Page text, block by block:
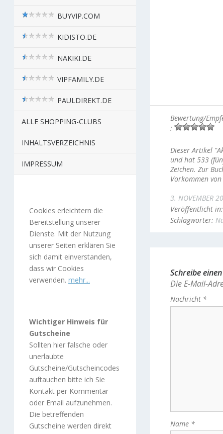
BUYVIP.COM
KIDISTO.DE
NAKIKI.DE
VIPFAMILY.DE
PAULDIREKT.DE
ALLE SHOPPING-CLUBS
INHALTSVERZEICHNIS
IMPRESSUM
Cookies erleichtern die
Bereitstellung unserer
Dienste. Mit der Nutzung
unserer Seiten erklären Sie
sich damit einverstanden,
dass wir Cookies
verwenden. mehr...
Wichtiger Hinweis für
Gutscheine
Sollten hier falsche oder
unerlaubte
Gutscheine/Gutscheincodes
auftauchen bitte ich Sie
Kontakt per Kommentar
oder Email aufzunehmen.
Die betreffenden
Gutscheine werden direkt
Bewertung/
:
Dieser Artikel
und hat 533
Zeichen. Zur
Vorkommen
3. NOVEMBER
Veröffentlicht
Schlagwörter:
Schreibe
Die E-Mail-
Nachricht *
Name *